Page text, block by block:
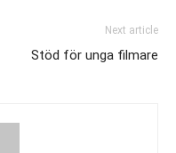
Next article
Stöd för unga filmare